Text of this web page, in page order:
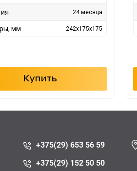
24 месяца
мм 242x175x175
Купить
+375(29) 653 56 59
+375(29) 152 50 50